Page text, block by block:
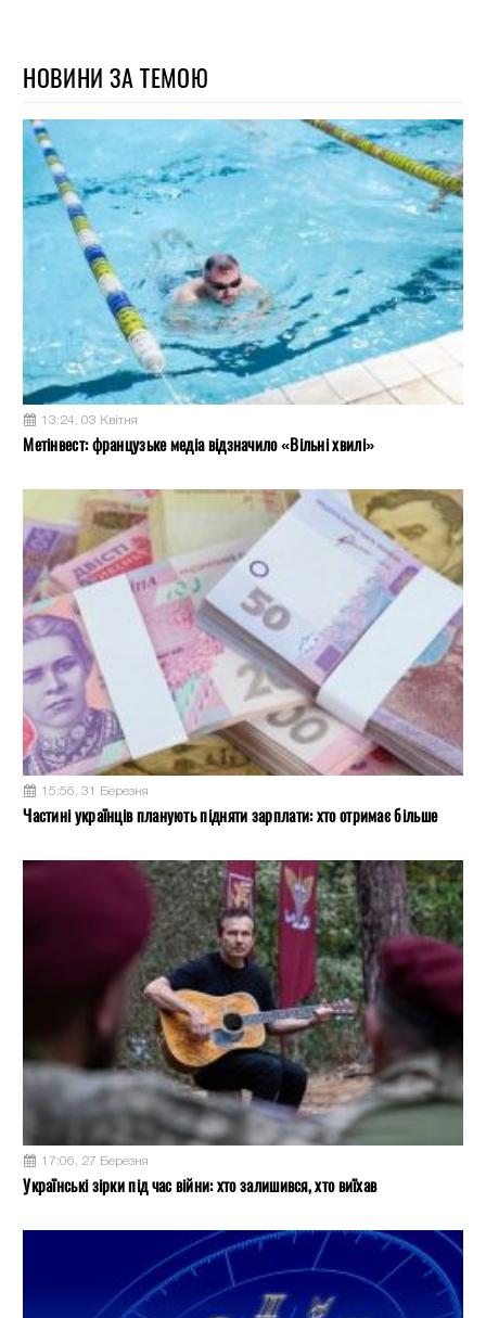
НОВИНИ ЗА ТЕМОЮ
13:24, 03 Квітня
Метінвест: французьке медіа відзначило «Вільні хвилі»
15:56, 31 Березня
Частині українців планують підняти зарплати: хто отримає більше
17:06, 27 Березня
Українські зірки під час війни: хто залишився, хто виїхав